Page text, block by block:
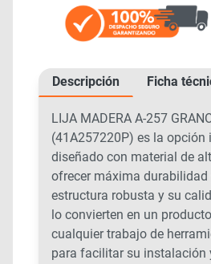
Descripción Ficha
LIJA MADERA A-257
(41A257220P) es la opción
diseñado con material de
ofrecer máxima durabilidad
estructura robusta y su
lo convierten en un
cualquier trabajo de
para facilitar su instalación